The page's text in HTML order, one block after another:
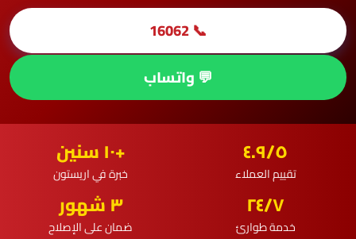
📞 16062
💬 واتساب
٤.٩/٥
تقييم العملاء
+١٠ سنين
خبرة في اريستون
٢٤/٧
خدمة طوارئ
٣ شهور
ضمان على الإصلاح